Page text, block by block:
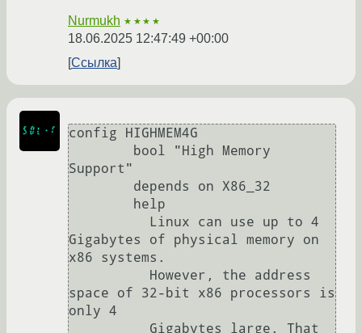
Nurmukh ★★★★
18.06.2025 12:47:49 +00:00
Ссылка
config HIGHMEM4G
Support"
Gigabytes of physical memory on
x86 systems.
space of 32-bit x86 processors is
only 4